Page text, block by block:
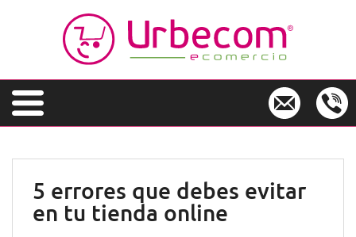
t
5 errores que debes evitar
en tu tienda online